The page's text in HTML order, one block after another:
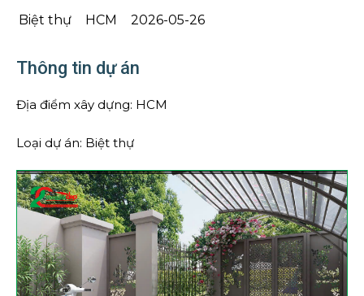
Biệt thự HCM 2026-05-26
Thông tin dự án
Địa điểm xây dựng: HCM
Loại dự án: Biệt thự